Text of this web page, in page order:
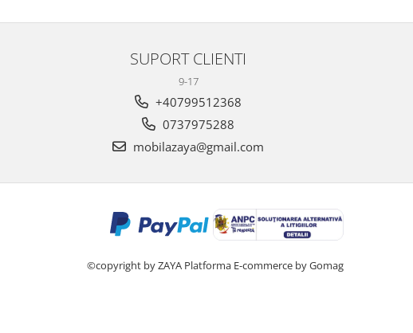
SUPORT CLIENTI
9-17
+40799512368
0737975288
mobilazaya@gmail.com
©copyright by ZAYA Platforma E-commerce by Gomag